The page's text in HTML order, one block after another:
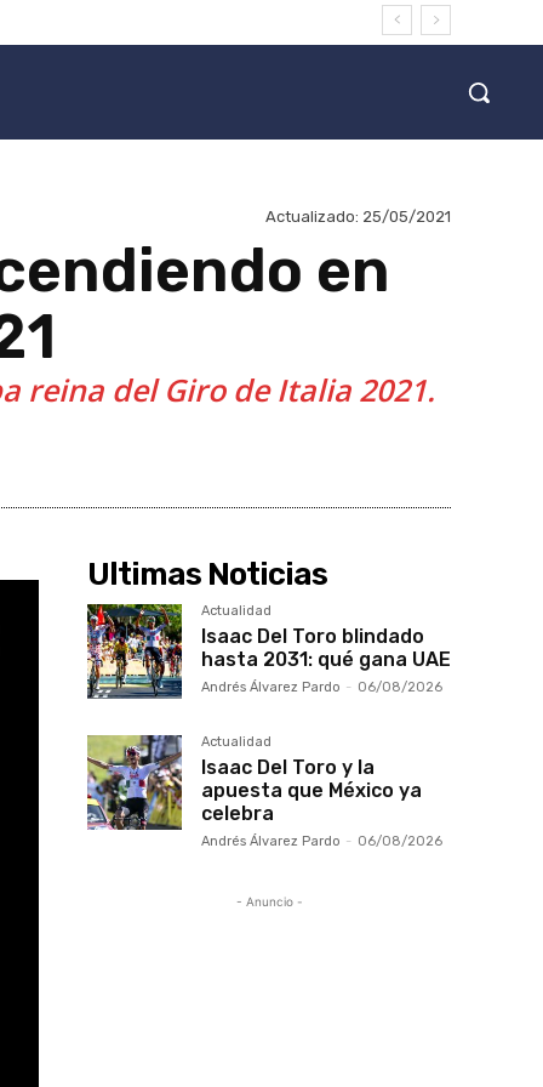
Actualizado: 25/05/2021
en
reina del Giro de Italia 2021.
Ultimas Noticias
Actualidad
Isaac Del Toro blindado
hasta 2031: qué gana UAE
Andrés Álvarez Pardo - 06/08/2026
Actualidad
Isaac Del Toro y la
apuesta que México ya
celebra
Andrés Álvarez Pardo - 06/08/2026
- Anuncio -